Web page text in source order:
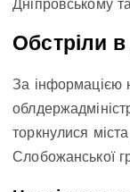
Дніпровському
Обстріли
За інформацією
торкнулися
Слобожанської